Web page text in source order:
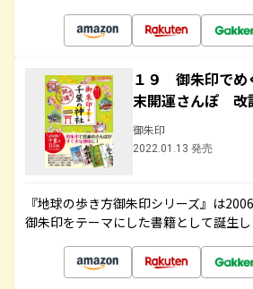
１９ 御朱印で
末開運さんぽ 改
御朱印
2022.01.13 発売
『地球の歩き方御朱印シリーズ』は
御朱印をテーマにした書籍として誕生し